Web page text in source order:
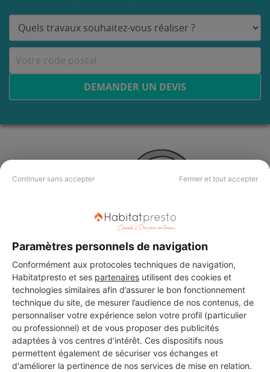
Continuer sans accepter Fermer et tout accepter
Paramètres personnels de navigation
Conformément aux protocoles techniques de navigation,
Habitatpresto et ses partenaires utilisent des cookies et
technologies similaires afin d’assurer le bon fonctionnement
technique du site, de mesurer l’audience de nos contenus, de
personnaliser votre expérience selon votre profil (particulier
ou professionnel) et de vous proposer des publicités
adaptées à vos centres d’intérêt. Ces dispositifs nous
permettent également de sécuriser vos échanges et
d'améliorer la pertinence de nos services de mise en relation.
DEMANDER UN DEVIS
Aucun autre professionnel disponible dans cette zone
géographique.